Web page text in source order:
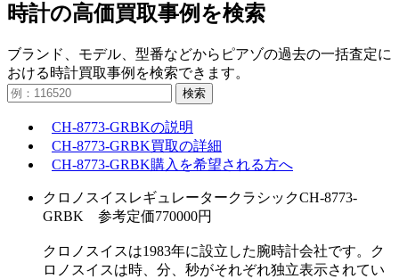
時計の高価買取事例を検索
ブランド、モデル、型番などからピアゾの過去の一括査定に
おける時計買取事例を検索できます。
検索
CH-8773-GRBKの説明
CH-8773-GRBK買取の詳細
CH-8773-GRBK購入を希望される方へ
クロノスイスレギュレータークラシックCH-8773-
GRBK 参考定価770000円
クロノスイスは1983年に設立した腕時計会社です。ク
ロノスイスは時、分、秒がそれぞれ独立表示されてい